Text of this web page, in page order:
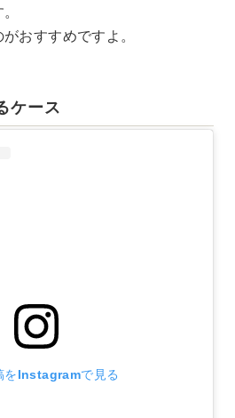
おすすめですよ。
ケース
をInstagramで見る